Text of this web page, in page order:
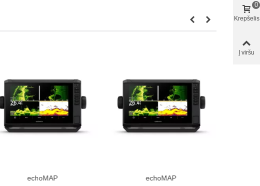
echoMAP
echoMAP
Krepšelis
0
Į viršu